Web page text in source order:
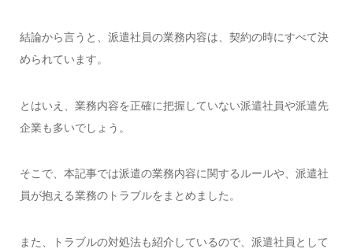
結論から言うと、派遣社員の業務内容は、契約の時にすべて決
められています。
とはいえ、業務内容を正確に把握していない派遣社員や派遣先
企業も多いでしょう。
そこで、本記事では派遣の業務内容に関するルールや、派遣社
員が抱える業務のトラブルをまとめました。
また、トラブルの対処法も紹介しているので、派遣社員として